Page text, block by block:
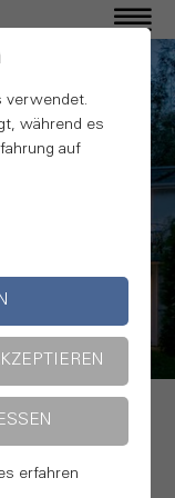
verwendet.
während es
auf
erfahren